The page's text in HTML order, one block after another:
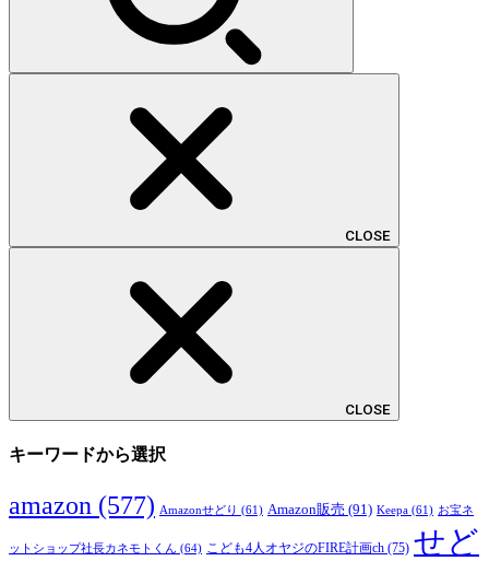
CLOSE
CLOSE
キーワードから選択
amazon (577) Amazonせどり (61) Amazon販売 (91) Keepa (61) お宝ネ
ットショップ社長カネモトくん (64) こども4人オヤジのFIRE計画ch (75) せど